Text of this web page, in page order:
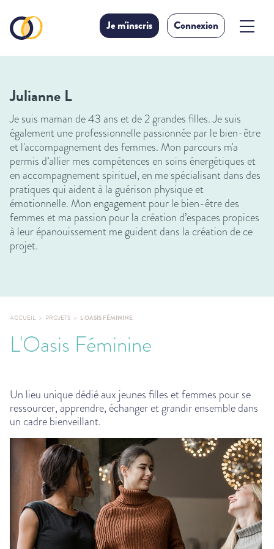
Je m'inscris Connexion
Julianne L
Je suis maman de 43 ans et de 2 grandes filles. Je suis
également une professionnelle passionnée par le bien-être
et l'accompagnement des femmes. Mon parcours m'a
permis d’allier mes compétences en soins énergétiques et
en accompagnement spirituel, en me spécialisant dans des
pratiques qui aident à la guérison physique et
émotionnelle. Mon engagement pour le bien-être des
femmes et ma passion pour la création d’espaces propices
à leur épanouissement me guident dans la création de ce
projet.
ACCUEIL PROJETS L'OASIS FÉMININE
L'Oasis Féminine
Un lieu unique dédié aux jeunes filles et femmes pour se
ressourcer, apprendre, échanger et grandir ensemble dans
un cadre bienveillant.